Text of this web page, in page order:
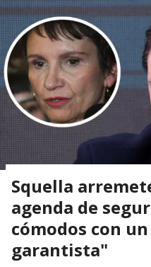
Squella
agenda de
cómodos con
garantista"